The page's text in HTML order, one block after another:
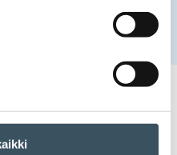
heikkoa maaliskuussa –
,kuluttajien luottamus
edelleen